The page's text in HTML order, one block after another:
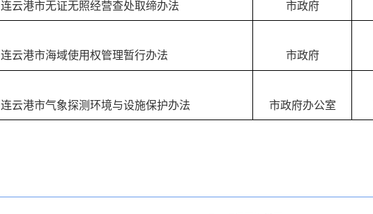
连云港市无证无照经营查处取缔办法 市政府
连云港市海域使用权管理暂行办法 市政府
连云港市气象探测环境与设施保护办法 市政府办公室